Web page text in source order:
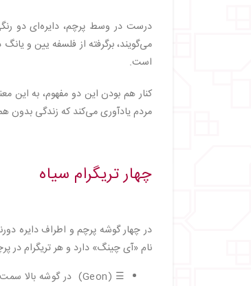
درست در وسط پرچم، دایره‌ای دو
می‌گویند، برگرفته از فلسفه یین و
است.
کنار هم بودن این دو مفهوم، به این
مردم یادآوری می‌کند که زندگی بدون
چهار تریگرام سیاه
در چهار گوشه پرچم و اطراف دایره
نام «آی چینگ» دارد و هر تریگرام در
☰ (Geon) در گوشه بالا سمت چپ: سه خط صاف که نماد آسمان، بهشت و عدالت است.